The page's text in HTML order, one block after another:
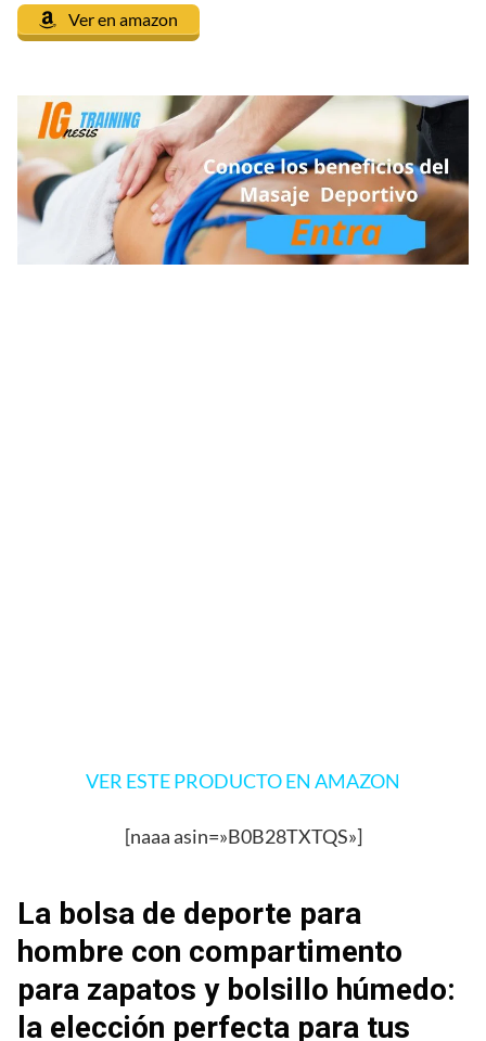
Ver en amazon
VER ESTE PRODUCTO EN AMAZON
[naaa asin=»B0B28TXTQS»]
La bolsa de deporte para
hombre con compartimento
para zapatos y bolsillo húmedo:
la elección perfecta para tus